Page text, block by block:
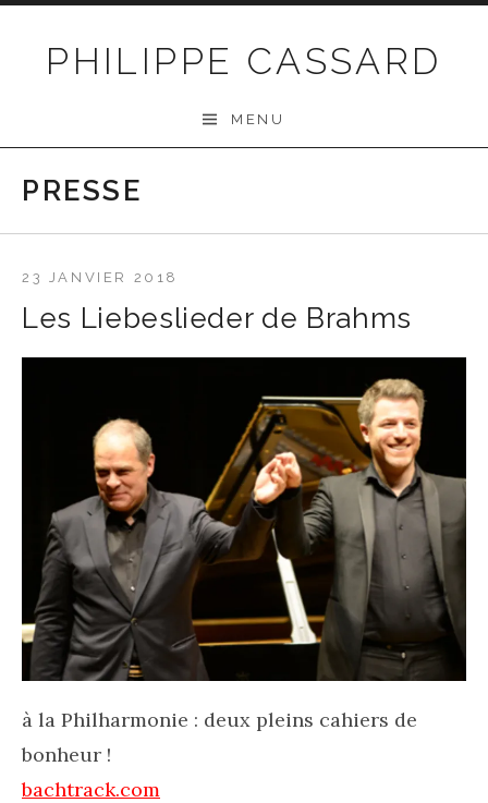
PHILIPPE CASSARD
MENU
PRESSE
Les Liebeslieder de Brahms
23 JANVIER 2018
à la Philharmonie : deux pleins cahiers de
bonheur !
bachtrack.com